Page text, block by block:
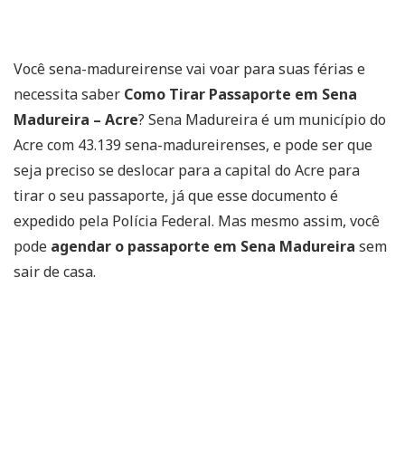
Você sena-madureirense vai voar para suas férias e
necessita saber Como Tirar Passaporte em Sena
Madureira – Acre? Sena Madureira é um município do
Acre com 43.139 sena-madureirenses, e pode ser que
seja preciso se deslocar para a capital do Acre para
tirar o seu passaporte, já que esse documento é
expedido pela Polícia Federal. Mas mesmo assim, você
pode agendar o passaporte em Sena Madureira sem
sair de casa.